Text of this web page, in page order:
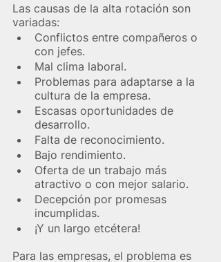
Las causas de la alta rotación son
variadas:
Conflictos entre compañeros o
con jefes.
Mal clima laboral.
Problemas para adaptarse a la
cultura de la empresa.
Escasas oportunidades de
desarrollo.
Falta de reconocimiento.
Bajo rendimiento.
Oferta de un trabajo más
atractivo o con mejor salario.
Decepción por promesas
incumplidas.
¡Y un largo etcétera!
Para las empresas, el problema es